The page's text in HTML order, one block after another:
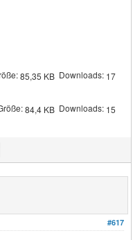
85,35 KBDownloads: 17
84,4 KBDownloads: 15
#617